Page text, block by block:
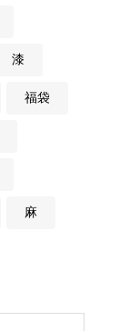
漆
福袋
麻